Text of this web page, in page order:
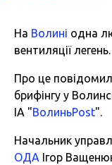
На Волині одна
вентиляції легень.
Про це
брифінгу у
ІА "ВолиньPost".
Начальник
ОДА Ігор